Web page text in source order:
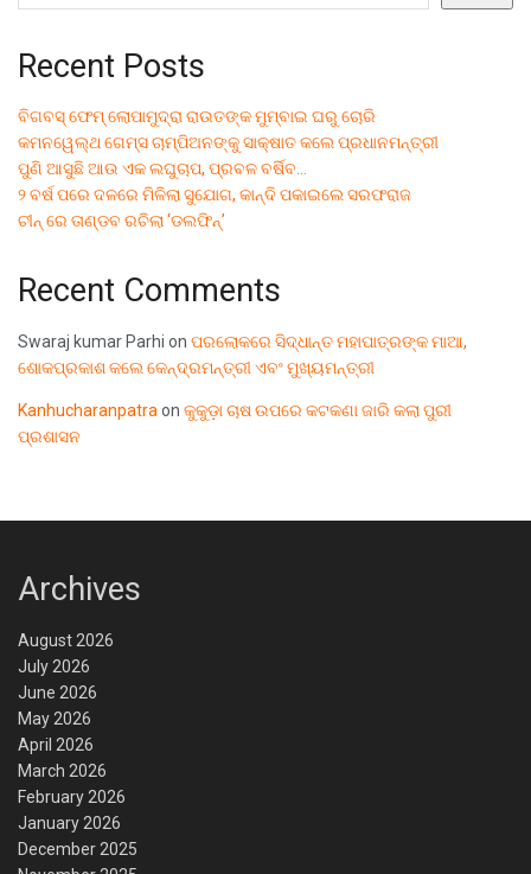
Recent Posts
ବିଗବସ୍ ଫେମ୍ ଲୋପାମୁଦ୍ରା ରାଉତଙ୍କ ମୁମ୍ବାଇ ଘରୁ ଚୋରି
କମନୱେଲ୍ଥ ଗେମ୍ସ ଚାମ୍ପିଅନଙ୍କୁ ସାକ୍ଷାତ କଲେ ପ୍ରଧାନମନ୍ତ୍ରୀ
ପୁଣି ଆସୁଛି ଆଉ ଏକ ଲଘୁଚାପ, ପ୍ରବଳ ବର୍ଷିବ…
୨ ବର୍ଷ ପରେ ଦଳରେ ମିଳିଲା ସୁଯୋଗ, କାନ୍ଦି ପକାଇଲେ ସରଫରାଜ
ଚୀନ୍ ରେ ତାଣ୍ଡବ ରଚିଲା ‘ଡଲଫିନ୍’
Recent Comments
Swaraj kumar Parhi on ପରଲୋକରେ ସିଦ୍ଧାନ୍ତ ମହାପାତ୍ରଙ୍କ ମାଆ,
ଶୋକପ୍ରକାଶ କଲେ କେନ୍ଦ୍ରମନ୍ତ୍ରୀ ଏବଂ ମୁଖ୍ୟମନ୍ତ୍ରୀ
Kanhucharanpatra on କୁକୁଡ଼ା ଚାଷ ଉପରେ କଟକଣା ଜାରି କଲା ପୁରୀ
ପ୍ରଶାସନ
Archives
August 2026
July 2026
June 2026
May 2026
April 2026
March 2026
February 2026
January 2026
December 2025